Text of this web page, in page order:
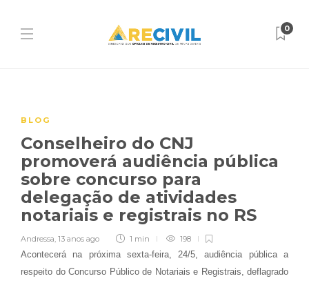
0
BLOG
Conselheiro do CNJ
promoverá audiência pública
sobre concurso para
delegação de atividades
notariais e registrais no RS
Andressa, 13 anos ago 1 min 198
Acontecerá na próxima sexta-feira, 24/5, audiência pública a
respeito do Concurso Público de Notariais e Registrais, deflagrado